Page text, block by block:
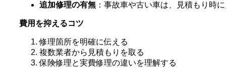
追加修理の有無 ：事故車や古い車は、見積もり時
費用を抑えるコツ
修理箇所を明確に伝える
複数業者から見積もりを取る
保険修理と実費修理の違いを理解する